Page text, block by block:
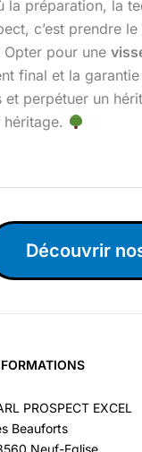
la préparation,
c’est prendre
Opter pour une
final et la
perpétuer un
Découvrir
PROSPECT EXCEL
Beauforts
Neuf-Eglise